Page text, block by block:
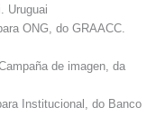
Uruguai
ONG, do GRAACC.
de imagen, da
Institucional, do Banco